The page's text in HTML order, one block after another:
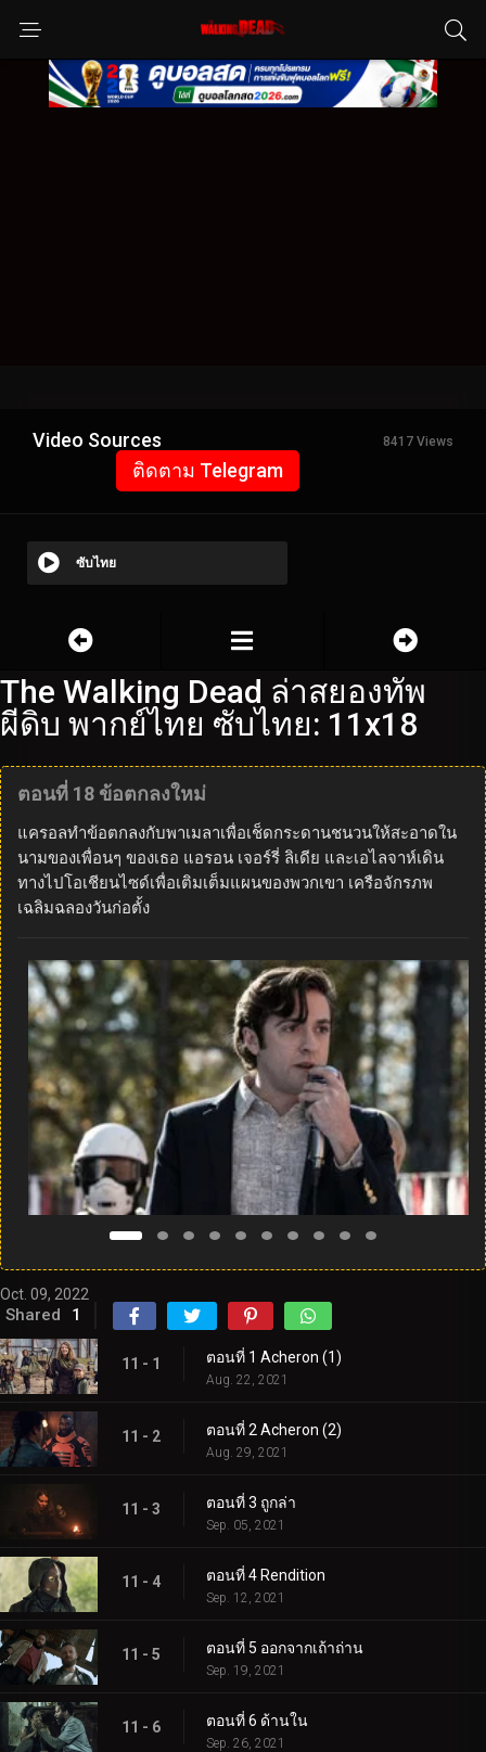
Video Sources 8417 Views
ติดตาม Telegram
ซับไทย
The Walking Dead ล่าสยองทัพ
ผีดิบ พากย์ไทย ซับไทย: 11x18
ตอนที่ 18 ข้อตกลงใหม่
แครอลทำข้อตกลงกับพาเมลาเพื่อเช็ดกระดานชนวนให้สะอาดใน
นามของเพื่อนๆ ของเธอ แอรอน เจอร์รี่ ลิเดีย และเอไลจาห์เดิน
ทางไปโอเชียนไซด์เพื่อเติมเต็มแผนของพวกเขา เครือจักรภพ
เฉลิมฉลองวันก่อตั้ง
Oct. 09, 2022
Shared 1
11 - 1 ตอนที่ 1 Acheron (1)
Aug. 22, 2021
11 - 2 ตอนที่ 2 Acheron (2)
Aug. 29, 2021
11 - 3 ตอนที่ 3 ถูกล่า
Sep. 05, 2021
11 - 4 ตอนที่ 4 Rendition
Sep. 12, 2021
11 - 5 ตอนที่ 5 ออกจากเถ้าถ่าน
Sep. 19, 2021
11 - 6 ตอนที่ 6 ด้านใน
Sep. 26, 2021